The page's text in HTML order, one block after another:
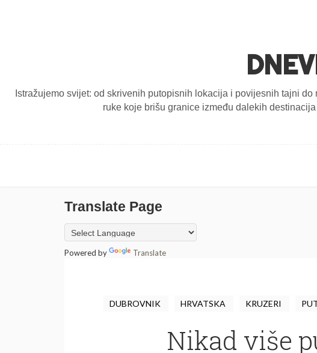
Istražujemo svijet: od skrivenih putopisnih lokacija i povijesnih tajni
ruke koje brišu granice između dalekih
Translate Page
Powered by Translate
DUBROVNIK HRVATSKA KRUZERI
Nikad više